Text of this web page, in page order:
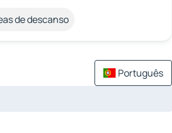
de descanso
Português